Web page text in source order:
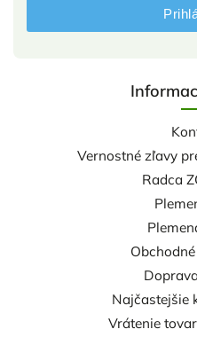
Vernostné zľavy
Radca
Najčastejšie
Vrátenie